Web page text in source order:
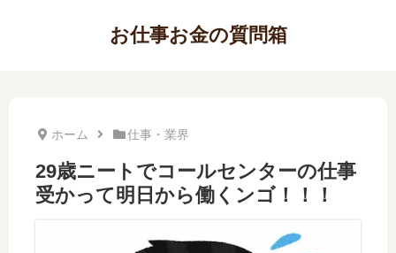
お仕事お金の質問箱
ホーム 仕事・業界
29歳ニートでコールセンターの仕事
受かって明日から働くンゴ！！！